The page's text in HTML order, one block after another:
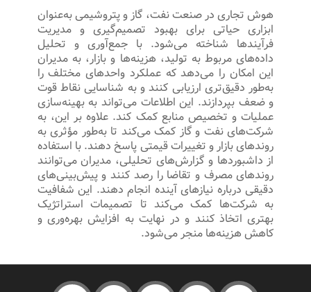
هوش تجاری در صنعت نفت، گاز و پتروشیمی به‌عنوان
ابزاری حیاتی برای بهبود تصمیم‌گیری و مدیریت
فرآیندها شناخته می‌شود. با جمع‌آوری و تحلیل
داده‌های مربوط به تولید، هزینه‌ها و بازار، به مدیران
این امکان را می‌دهد که عملکرد واحدهای مختلف را
به‌طور دقیق‌تری ارزیابی کنند و به شناسایی نقاط قوت
و ضعف بپردازند. این اطلاعات می‌تواند به بهینه‌سازی
عملیات و تخصیص منابع کمک کند. علاوه بر این، به
شرکت‌های نفت و گاز کمک می‌کند تا به‌طور مؤثری به
روندهای بازار و تغییرات قیمتی پاسخ دهند. با استفاده
از داشبوردها و گزارش‌های تحلیلی، مدیران می‌توانند
روندهای مصرف و تقاضا را رصد کنند و پیش‌بینی‌های
دقیقی درباره نیازهای آینده انجام دهند. این شفافیت
به شرکت‌ها کمک می‌کند تا تصمیمات استراتژیک
بهتری اتخاذ کنند و در نهایت به افزایش بهره‌وری و
کاهش هزینه‌ها منجر می‌شود.